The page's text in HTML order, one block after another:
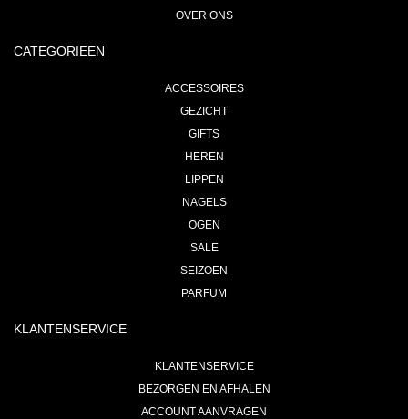
OVER ONS
CATEGORIEEN
ACCESSOIRES
GEZICHT
GIFTS
HEREN
LIPPEN
NAGELS
OGEN
SALE
SEIZOEN
PARFUM
KLANTENSERVICE
KLANTENSERVICE
BEZORGEN EN AFHALEN
ACCOUNT AANVRAGEN